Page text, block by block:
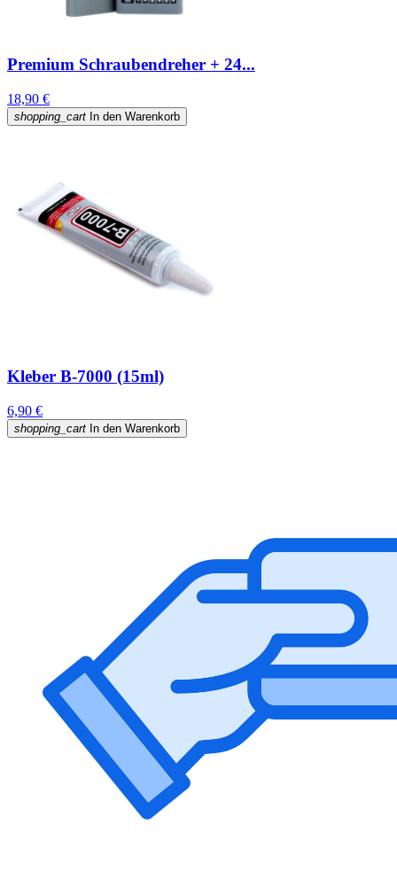
Premium Schraubendreher + 24...
18,90 €
shopping_cart In den Warenkorb
Kleber B-7000 (15ml)
6,90 €
shopping_cart In den Warenkorb